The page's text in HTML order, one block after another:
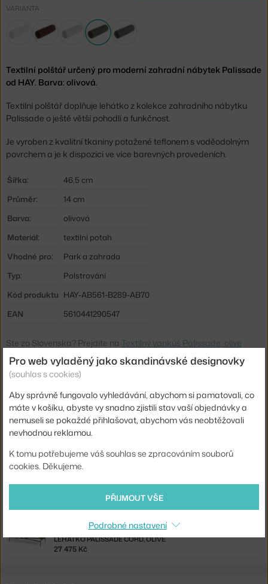
VARIANTA
Textilní polštář určený pro moderní zahradní nábytek Palissade
od HAY. Barva: olivová.
Textilní polštář doplňuje lehátko z kolekce zahradního nábytku
Palissade o ještě větší pohodlí a funkčnost.
Je vyroben z kvalitní tkaniny potažené teflonem svoděodolným
povrchem a je k dispozici ve více barevných provedeních.
Šířka:
46,5 cm
Průměr:
14 cm
Barva:
olivová
Materiál:
textilní potah
Vhodné pro:
Park a zahrada
Typ:
Polstrování
Kód produktu HAY-AB561-B289-AB70
EAN
5610441290547
Ste zo Slovenska? Prejdite na Textilný vankúš Palissade, olive
Shopping from the EU? Switch to
Palissade Chaise Longue
Headrest Cushion, olive
Související produkty
PALISSADE CHAISE LONGUE, OLIVE
27 475 Kč
HAY
LEHÁTKO PALISSADE CORD, OLIVE
27 475 Kč
Pro web vyladěný jako skandinávské designovky
(souhlas s cookies)
Aby správně fungovalo vyhledávání, abychom si pamatovali, co
máte v košíku, abyste vy snadno zjistili stav vaší objednávky a
nemuseli se pokaždé přihlašovat, abychom vás neobtěžovali
nevhodnou reklamou.
K tomu potřebujeme váš souhlas se zpracováním souborů
cookies. Děkujeme.
PŘIJMOUT VŠE
Podrobné nastavení